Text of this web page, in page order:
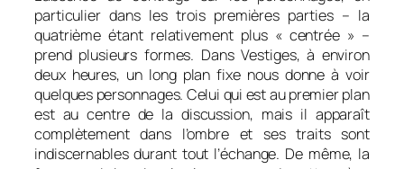
particulier dans les trois premières parties – la
quatrième étant relativement plus « centrée » –
prend plusieurs formes. DansVestiges, à environ
deux heures, un long plan fixe nous donne à voir
quelques personnages. Celui qui est au premier plan
est au centre de la discussion, mais il apparaît
complètement dans l’ombre et ses traits sont
indiscernables durant tout l’échange. De même, la